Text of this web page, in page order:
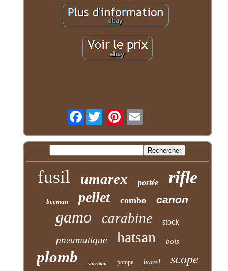
Facebook
fusil umarex portée rifle
beeman pellet combo canon
gamo carabine stock
pneumatique hatsan bois
plomb sheridan pompe barrel scope